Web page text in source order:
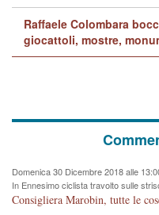
Raffaele Colombara
giocattoli, mostre,
Domenica 30 Dicembre 2018 alle
In Ennesimo ciclista travolto sulle
Comune si svegli"